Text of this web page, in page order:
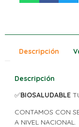
Descripción
Descripción
✅BIOSALUDABLE
CONTAMOS CON
A NIVEL NACIONAL.